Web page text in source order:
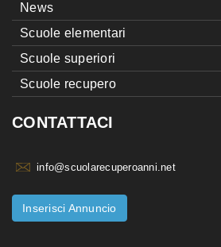
News
Scuole elementari
Scuole superiori
Scuole recupero
CONTATTACI
info@scuolarecuperoanni.net
Inserisci Annuncio